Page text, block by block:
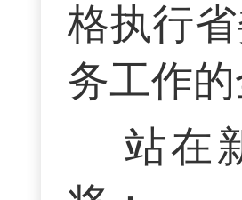
格执行
务工作
站在